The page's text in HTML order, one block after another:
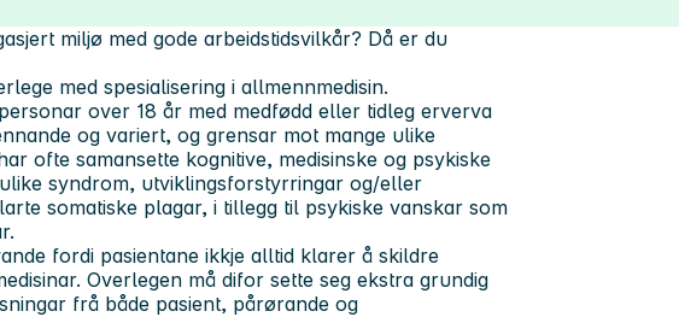
miljø med gode arbeidstidsvilkår? Då er du
med spesialisering i allmennmedisin.
over 18 år med medfødd eller tidleg erverva
og variert, og grensar mot mange ulike
ofte samansette kognitive, medisinske og psykiske
syndrom, utviklingsforstyrringar og/eller
somatiske plagar, i tillegg til psykiske vanskar som
fordi pasientane ikkje alltid klarer å skildre
Overlegen må difor sette seg ekstra grundig
frå både pasient, pårørande og